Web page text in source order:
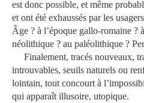
est donc possible, et même
et ont été exhaussés par les
Âge ? à l’époque gallo-romaine ?
néolithique ? au paléolithique ?
Finalement, tracés nouveaux,
introuvables, seuils naturels ou
lointain, tout concourt à
qui apparaît illusoire, utopique.